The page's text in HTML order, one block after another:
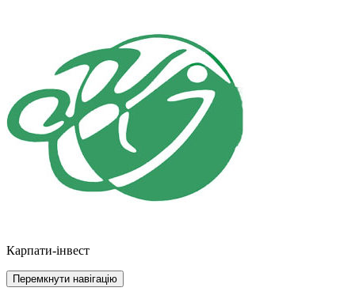
Карпати-інвест
Перемкнути навігацію